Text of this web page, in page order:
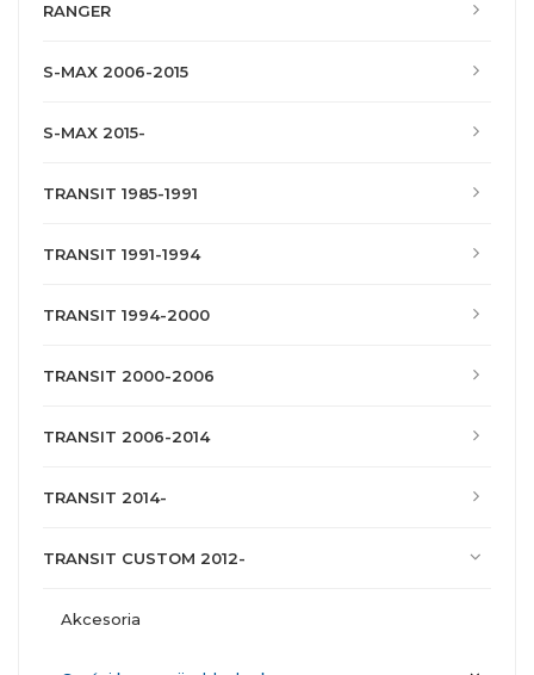
RANGER
S-MAX 2006-2015
S-MAX 2015-
TRANSIT 1985-1991
TRANSIT 1991-1994
TRANSIT 1994-2000
TRANSIT 2000-2006
TRANSIT 2006-2014
TRANSIT 2014-
TRANSIT CUSTOM 2012-
akcesoria